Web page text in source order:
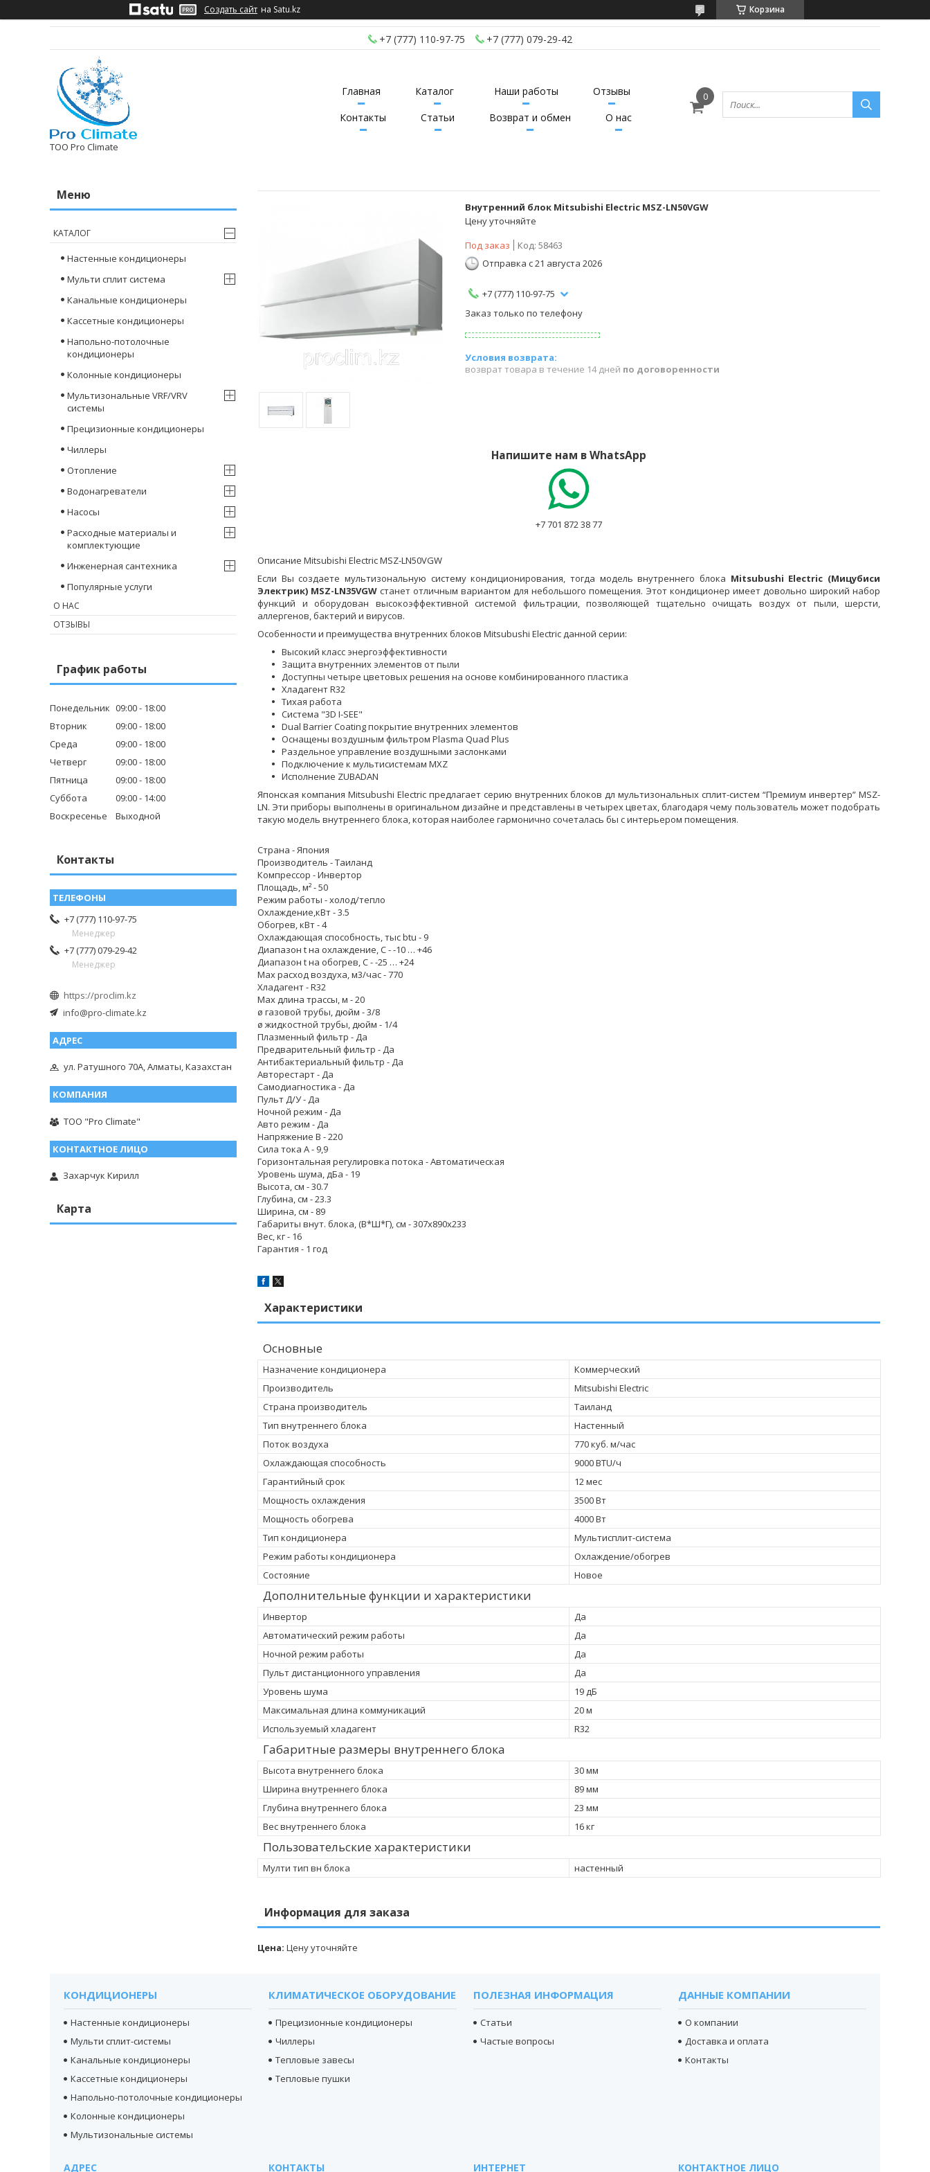
Создать сайт на Satu.kz Корзина
+7 (777) 110-97-75 +7 (777) 079-29-42
ТОО Pro Climate
Главная Каталог Наши работы
Отзывы
Контакты
Статьи Возврат и обмен О нас
Внутренний блок Mitsubishi Electric MSZ-LN50VGW
Цену уточняйте
Под заказ
Код: 58463
Отправка с 21 августа 2026
+7 (777) 110-97-75
Заказ только по телефону
возврат товара в течение 14 дней по договоренности
Напишите нам в WhatsApp
+7 701 872 38 77
Описание Mitsubishi Electric MSZ-LN50VGW
Если Вы создаете мультизональную систему кондиционирования, тогда модель внутреннего блока Mitsubushi Electric (Мицубиси
Электрик) MSZ-LN35VGW станет отличным вариантом для небольшого помещения. Этот кондиционер имеет довольно широкий набор
функций и оборудован высокоэффективной системой фильтрации, позволяющей тщательно очищать воздух от пыли, шерсти,
аллергенов, бактерий и вирусов.
Особенности и преимущества внутренних блоков Mitsubushi Electric данной серии:
Высокий класс энергоэффективности
Защита внутренних элементов от пыли
Доступны четыре цветовых решения на основе комбинированного пластика
Хладагент R32
Тихая работа
Система "3D I-SEE"
Dual Barrier Coating покрытие внутренних элементов
Оснащены воздушным фильтром Plasma Quad Plus
Раздельное управление воздушными заслонками
Подключение к мультисистемам MXZ
Исполнение ZUBADAN
Японская компания Mitsubushi Electric предлагает серию внутренних блоков дл мультизональных сплит-систем “Премиум инвертер” MSZ-
LN. Эти приборы выполнены в оригинальном дизайне и представлены в четырех цветах, благодаря чему пользователь может подобрать
такую модель внутреннего блока, которая наиболее гармонично сочеталась бы с интерьером помещения.
Страна - Япония
Производитель - Таиланд
Компрессор - Инвертор
Площадь, м² - 50
Режим работы - холод/тепло
Охлаждение,кВт - 3.5
Обогрев, кВт - 4
Охлаждающая способность, тыс btu - 9
Диапазон t на охлаждение, С - -10 … +46
Диапазон t на обогрев, С - -25 … +24
Max расход воздуха, м3/час - 770
Хладагент - R32
Max длина трассы, м - 20
ø газовой трубы, дюйм - 3/8
ø жидкостной трубы, дюйм - 1/4
Плазменный фильтр - Да
Предварительный фильтр - Да
Антибактериальный фильтр - Да
Авторестарт - Да
Самодиагностика - Да
Пульт Д/У - Да
Ночной режим - Да
Авто режим - Да
Напряжение В - 220
Сила тока А - 9,9
Горизонтальная регулировка потока - Автоматическая
Уровень шума, дБа - 19
Высота, см - 30.7
Глубина, см - 23.3
Ширина, см - 89
Габариты внут. блока, (В*Ш*Г), см - 307х890х233
Вес, кг - 16
Гарантия - 1 год
Характеристики
Основные
Назначение кондиционера
Коммерческий
Производитель
Mitsubishi Electric
Страна производитель
Таиланд
Тип внутреннего блока
Настенный
Поток воздуха
770 куб. м/час
Охлаждающая способность
9000 BTU/ч
Гарантийный срок
12 мес
Мощность охлаждения
3500 Вт
Мощность обогрева
4000 Вт
Тип кондиционера
Мультисплит-система
Режим работы кондиционера
Охлаждение/обогрев
Состояние
Новое
Дополнительные функции и характеристики
Инвертор
Да
Автоматический режим работы
Да
Ночной режим работы
Да
Пульт дистанционного управления
Да
Уровень шума
19 дБ
Максимальная длина коммуникаций
20 м
Используемый хладагент
R32
Габаритные размеры внутреннего блока
Высота внутреннего блока
30 мм
Ширина внутреннего блока
89 мм
Глубина внутреннего блока
23 мм
Вес внутреннего блока
16 кг
Пользовательские характеристики
Мулти тип вн блока настенный
Информация для заказа
Цена: Цену уточняйте
КАТАЛОГ
Настенные кондиционеры
Мульти сплит система
Канальные кондиционеры
Кассетные кондиционеры
Напольно-потолочные
кондиционеры
Колонные кондиционеры
Мультизональные VRF/VRV
системы
Прецизионные кондиционеры
Чиллеры
Отопление
Водонагреватели
Насосы
Расходные материалы и
комплектующие
Инженерная сантехника
Популярные услуги
О НАС
ОТЗЫВЫ
График работы
Понедельник 09:00
18:00
Вторник
09:00
18:00
Среда
09:00
18:00
Четверг
09:00
18:00
Пятница
09:00
18:00
Суббота
09:00
14:00
Воскресенье
Выходной
Контакты
+7 (777) 110-97-75
Менеджер
+7 (777) 079-29-42
Менеджер
https://proclim.kz
info@pro-climate.kz
ул. Ратушного 70А, Алматы, Казахстан
ТОО "Pro Climate"
Захарчук Кирилл
Карта
КОНДИЦИОНЕРЫ
Настенные кондиционеры
Мульти сплит-системы
Канальные кондиционеры
Кассетные кондиционеры
Напольно-потолочные кондиционеры
Колонные кондиционеры
Мультизональные системы
КЛИМАТИЧЕСКОЕ ОБОРУДОВАНИЕ
Прецизионные кондиционеры
Чиллеры
Тепловые завесы
Тепловые пушки
ПОЛЕЗНАЯ ИНФОРМАЦИЯ
Статьи
Частые вопросы
ДАННЫЕ КОМПАНИИ
О компании
Доставка и оплата
Контакты